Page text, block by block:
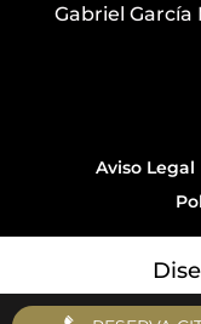
Gabriel García
Aviso Legal